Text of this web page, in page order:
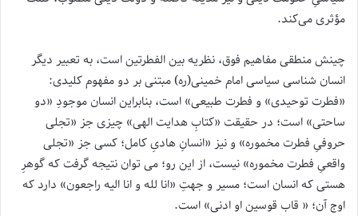
مؤثری می‌کند.
چینش منطقی مفاهیم فوق، نظریه بین الفطرتین است، به تعبیر دیگر
انسان شناسی سیاسی امام خمینی(ره) مبتنی بر دو مفهوم کلیدی:
«فطرت توحیدی» و فطرت طبیعی» است، بنابراین انسان موجودِ «دو
ساحتی» است؛ در حقیقت «کتابِ هدایت الهی» چیزی جز «تجلی
حروفیِ فطرت مخموره» و نیز «انسانِ هادیِ کامل؛ کسی جز «تجلی
واقعیِ فطرت مخموره» نیست، از این رو؛ می توان نتیجه گرفت که گوهرِ
هستی که انسان است؛ مسیر و جهتِ «انا لله و انا الیه راجعون» دارد که
اوج آن؛ « قاب قوسین او ادنی» است.